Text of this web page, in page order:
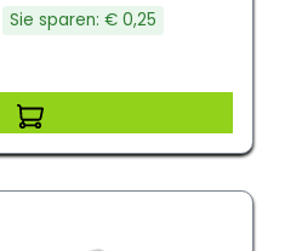
Sie sparen: € 0,25